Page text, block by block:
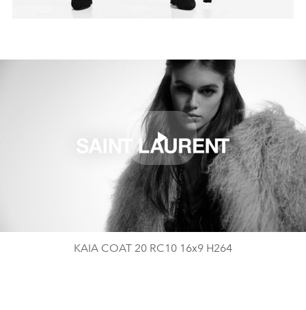
Play
Video
KAIA COAT 20 RC10 16x9 H264